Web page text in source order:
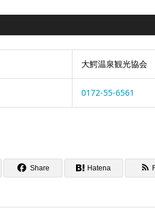
大鰐温泉観光協会
0172-55-6561
Share Hatena